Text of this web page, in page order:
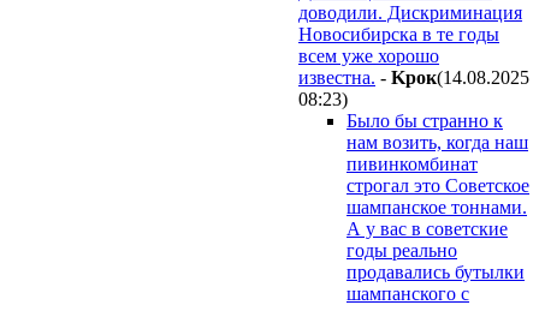
доводили. Дискриминация
Новосибирска в те годы
всем уже хорошо
известна. - Kpoк(14.08.2025
08:23)
Было бы странно к
нам возить, когда наш
пивинкомбинат
строгал это Советское
шампанское тоннами.
А у вас в советские
годы реально
продавались бутылки
шампанского с